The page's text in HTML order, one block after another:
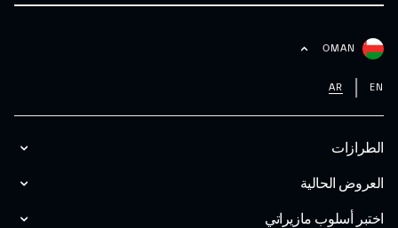
الطرازات
العروض الحالية
اختبر أسلوب مازیراتي
OMAN
EN
AR